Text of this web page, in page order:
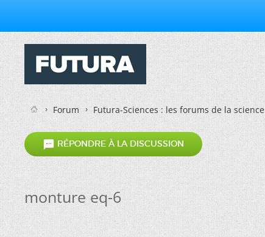
Forum Futura-Sciences : les forums de la science
 RÉPONDRE À LA DISCUSSION
monture eq-6